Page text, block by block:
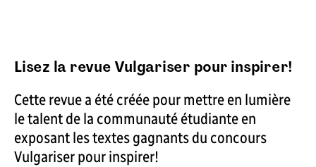
Lisez la revue Vulgariser pour inspirer!
Cette revue a été créée pour mettre en lumière
le talent de la communauté étudiante en
exposant les textes gagnants du concours
Vulgariser pour inspirer!